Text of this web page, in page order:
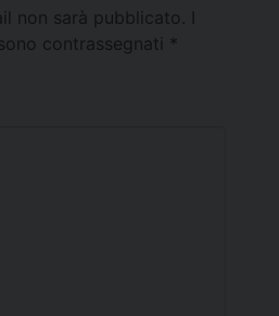
non sarà pubblicato.
contrassegnati *